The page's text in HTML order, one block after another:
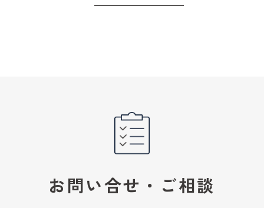
お問い合せ・ご相談